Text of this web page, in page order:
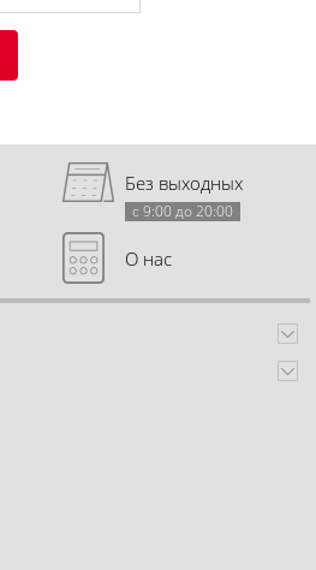
Без выходных
с 9:00 до 20:00
О нас